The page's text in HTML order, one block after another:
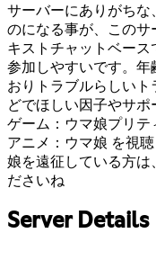
サーバーにありがちな
のになる事が、このサ
キストチャットベー
参加しやすいです。年
おりトラブルらしい
どでほしい因子やサポ
ゲーム：ウマ娘プリテ
アニメ：ウマ娘 を視
娘を遠征している方は
ださいね
Server Details